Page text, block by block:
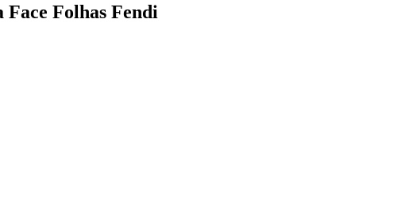
Folhas Fendi